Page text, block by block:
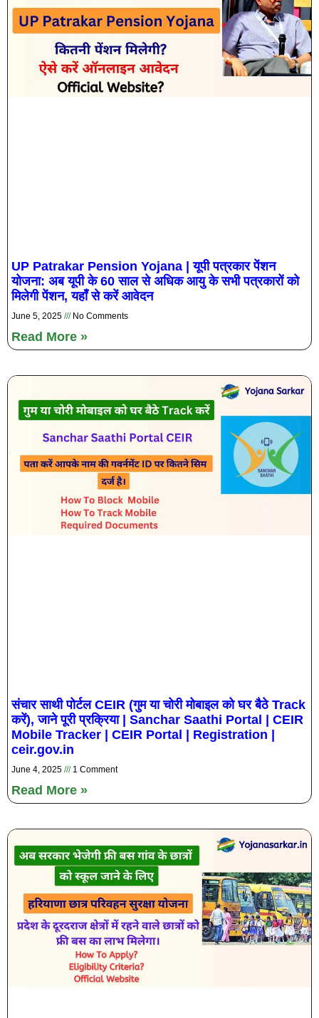
UP Patrakar Pension Yojana | यूपी पत्रकार पेंशन
योजना: अब यूपी के 60 साल से अधिक आयु के सभी पत्रकारों को
मिलेगी पेंशन, यहाँ से करें आवेदन
June 5, 2025 No Comments
Read More »
संचार साथी पोर्टल CEIR (गुम या चोरी मोबाइल को घर बैठे Track
करें), जाने पूरी प्रक्रिया | Sanchar Saathi Portal | CEIR
Mobile Tracker | CEIR Portal | Registration |
ceir.gov.in
June 4, 2025 1 Comment
Read More »